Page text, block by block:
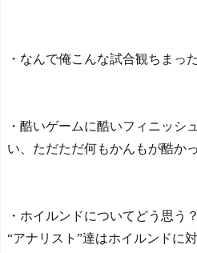
・なんで俺こんな試合観ちまっ
・酷いゲームに酷いフィニッシ
い、ただただ何もかんもが酷か
・ホイルンドについてどう思う？
“アナリスト”達はホイルンドに